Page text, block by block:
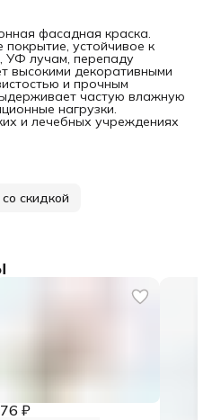
фасадная краска.
устойчивое к
УФ лучам, перепаду
высокими декоративными
и прочным
частую влажную
нагрузки.
и лечебных учреждениях
скидкой
₽